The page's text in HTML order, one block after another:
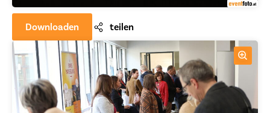
Downloaden teilen